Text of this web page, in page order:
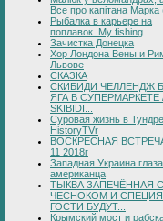
Все про капітана Марка
Рыбалка в карьере на
поплавок. My fishing
Зачистка Донецка
Хор Лондона Вены и
Львове
СКАЗКА
СКИБИДИ ЧЕЛЛЕНДЖ
ЯГА В СУПЕРМАРКЕТЕ
SKIBIDI...
Суровая жизнь в Тундре
HistoryTVr
ВОСКРЕСНАЯ
11 2018г
Западная Украина
американца
ТЫКВА ЗАПЕЧЁННАЯ С
ЧЕСНОКОМ И
ГОСТИ БУДУТ...
Крымский мост и